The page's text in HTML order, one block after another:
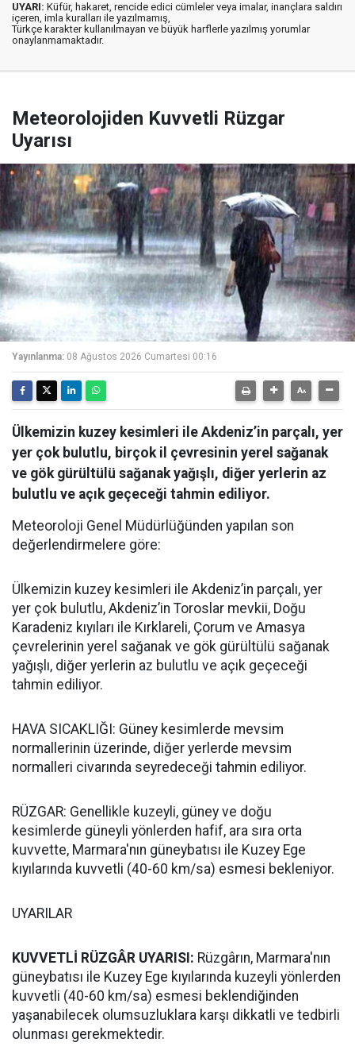
UYARI: Küfür, hakaret, rencide edici cümleler veya imalar, inançlara saldırı
içeren, imla kuralları ile yazılmamış,
Türkçe karakter kullanılmayan ve büyük harflerle yazılmış yorumlar
onaylanmamaktadır.
Meteorolojiden Kuvvetli Rüzgar
Uyarısı
Yayınlanma: 08 Ağustos 2026 Cumartesi 00:16
Ülkemizin kuzey kesimleri ile Akdeniz’in parçalı, yer
yer çok bulutlu, birçok il çevresinin yerel sağanak
ve gök gürültülü sağanak yağışlı, diğer yerlerin az
bulutlu ve açık geçeceği tahmin ediliyor.
Meteoroloji Genel Müdürlüğünden yapılan son
değerlendirmelere göre:
Ülkemizin kuzey kesimleri ile Akdeniz’in parçalı, yer
yer çok bulutlu, Akdeniz’in Toroslar mevkii, Doğu
Karadeniz kıyıları ile Kırklareli, Çorum ve Amasya
çevrelerinin yerel sağanak ve gök gürültülü sağanak
yağışlı, diğer yerlerin az bulutlu ve açık geçeceği
tahmin ediliyor.
HAVA SICAKLIĞI: Güney kesimlerde mevsim
normallerinin üzerinde, diğer yerlerde mevsim
normalleri civarında seyredeceği tahmin ediliyor.
RÜZGAR: Genellikle kuzeyli, güney ve doğu
kesimlerde güneyli yönlerden hafif, ara sıra orta
kuvvette, Marmara'nın güneybatısı ile Kuzey Ege
kıyılarında kuvvetli (40-60 km/sa) esmesi bekleniyor.
UYARILAR
KUVVETLİ RÜZGÂR UYARISI: Rüzgârın, Marmara'nın
güneybatısı ile Kuzey Ege kıyılarında kuzeyli yönlerden
kuvvetli (40-60 km/sa) esmesi beklendiğinden
yaşanabilecek olumsuzluklara karşı dikkatli ve tedbirli
olunması gerekmektedir.